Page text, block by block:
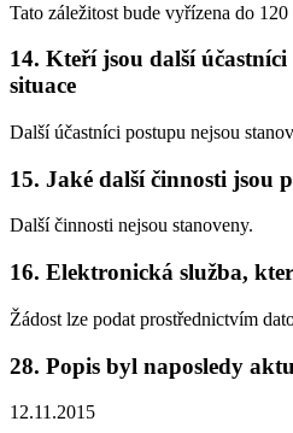
Tato záležitost bude vyřízena do
14. Kteří jsou další
situace
Další účastníci postupu nejsou
15. Jaké další činnosti jsou
Další činnosti nejsou stanoveny.
16. Elektronická služba,
Žádost lze podat prostřednictvím
28. Popis byl naposledy
12.11.2015